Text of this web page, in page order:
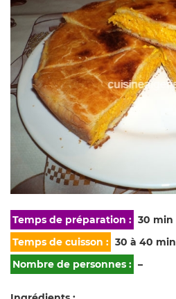
Temps de préparation : 30 min
Temps de cuisson : 30 à 40 min
Nombre de personnes : –